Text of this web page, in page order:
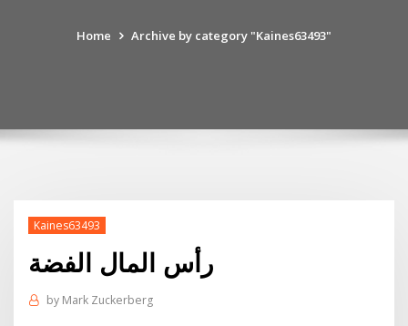
Home Archive by category "Kaines63493"
Kaines63493
رأس المال الفضة
by Mark Zuckerberg